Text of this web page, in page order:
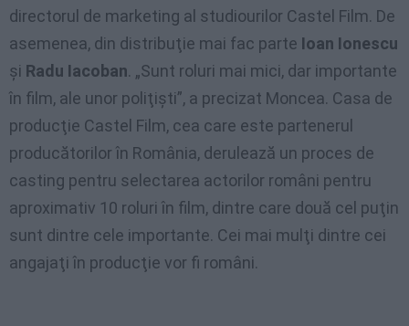
directorul de marketing al studiourilor Castel Film. De
asemenea, din distribuţie mai fac parte Ioan Ionescu
şi Radu Iacoban. „Sunt roluri mai mici, dar importante
în film, ale unor poliţişti”, a precizat Moncea. Casa de
producţie Castel Film, cea care este partenerul
producătorilor în România, derulează un proces de
casting pentru selectarea actorilor români pentru
aproximativ 10 roluri în film, dintre care două cel puţin
sunt dintre cele importante. Cei mai mulţi dintre cei
angajaţi în producţie vor fi români.